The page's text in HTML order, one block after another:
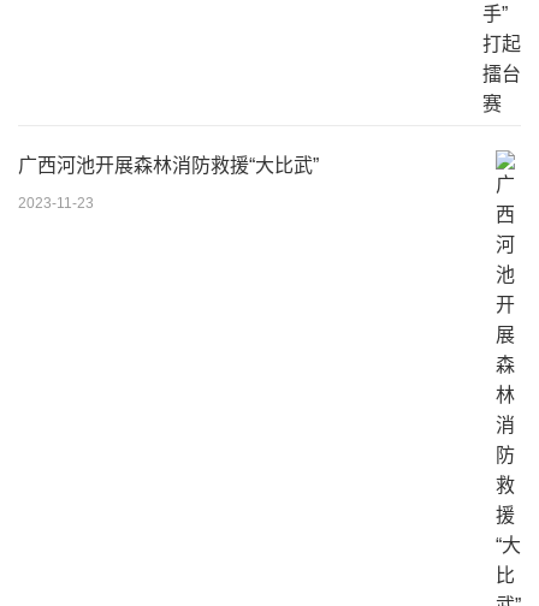
广西河池开展森林消防救援“大比武”
2023-11-23